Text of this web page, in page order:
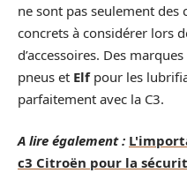
ne sont pas seulement des
concrets à considérer lors
d’accessoires. Des
pneus et Elfpour les
parfaitement avec la C3.
A lire également :
c3 Citroën pour la